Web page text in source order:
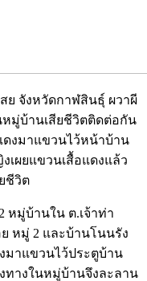
ย จังหวัดกาฬสินธุ์ ผวาผี
มู่บ้านเสียชีวิตติดต่อกัน
ดงมาแขวนไว้หน้าบ้าน
ผยแขวนเสื้อแดงแล้ว
ชีวิต
หมู่บ้านใน ต.เจ้าท่า
หมู่ 2 และบ้านโนนรัง
มาแขวนไว้ประตูบ้าน
ทางในหมู่บ้านจึงละลาน